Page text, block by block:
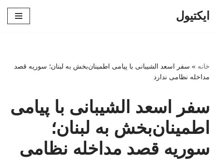
ایکتیول
خانه » سفر اسعد الشیبانی با پیامی اطمینان‌بخش به لبنان؛ سوریه قصد
مداخله نظامی ندارد
سفر اسعد الشیبانی با پیامی
اطمینان‌بخش به لبنان؛
سوریه قصد مداخله نظامی